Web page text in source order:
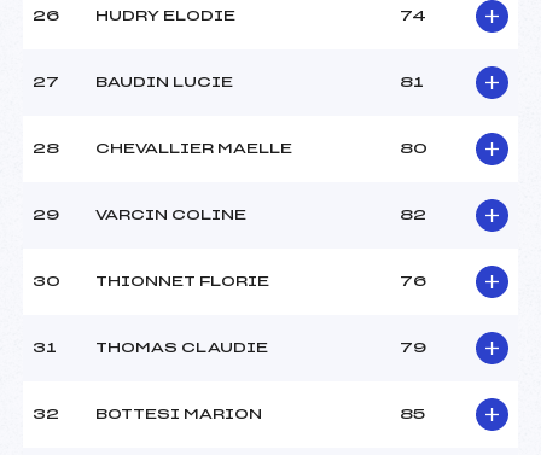
26 HUDRY ELODIE 74
27 BAUDIN LUCIE 81
28 CHEVALLIER MAELLE 80
29 VARCIN COLINE 82
30 THIONNET FLORIE 76
31 THOMAS CLAUDIE 79
32 BOTTESI MARION 85